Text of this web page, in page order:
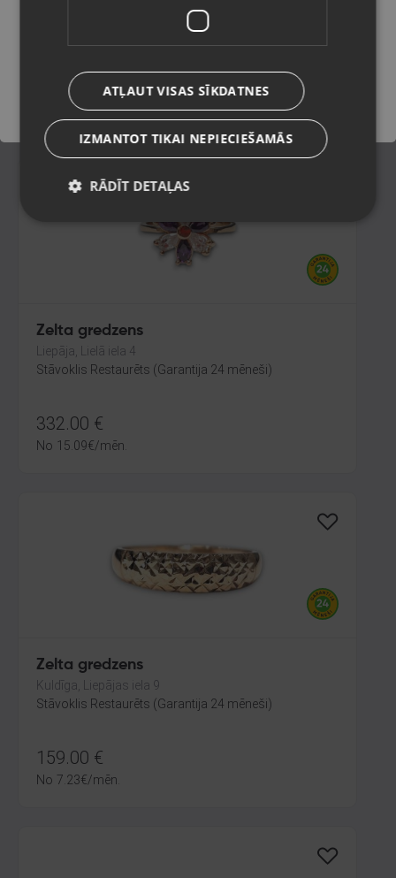
Stāvoklis Restaurēts (Garantija 24 mēneši)
9500.00€
Zelta gredzens
Liepāja, Lielā iela 4
Stāvoklis Restaurēts (Garantija 24 mēneši)
332.00 €
No 15.09€/mēn.
Zelta gredzens
Kuldīga, Liepājas iela 9
Stāvoklis Restaurēts (Garantija 24 mēneši)
159.00 €
No 7.23€/mēn.
Saglabāt
ATĻAUT VISAS SĪKDATNES
IZMANTOT TIKAI NEPIECIEŠAMĀS
RĀDĪT DETAĻAS